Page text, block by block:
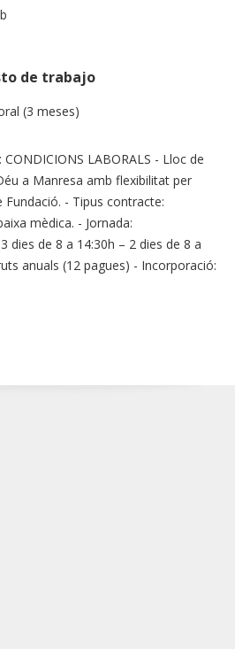
de trabajo
(3 meses)
LABORALS - Lloc de
a Manresa amb flexibilitat per
- Tipus contracte:
mèdica. - Jornada:
dies de 8 a 14:30h – 2 dies de 8 a
anuals (12 pagues) - Incorporació: